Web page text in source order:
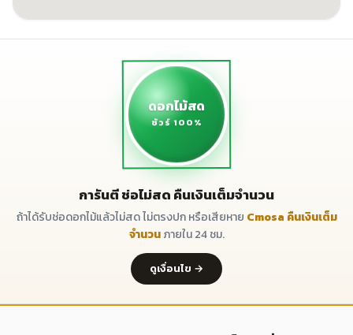
ดอกไม้สด
ชัวร์ 100%
การันตี ช่อไม่สด คืนเงินเต็มจำนวน
ถ้าได้รับช่อดอกไม้แล้วไม่สด ไม่ตรงปก หรือเสียหาย Cmosa คืนเงินเต็ม
จำนวนภายใน 24 ชม.
ดูเงื่อนไข →